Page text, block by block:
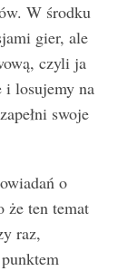
W środku
gier, ale
czyli ja
i losujemy na
swoje
o
że ten temat
raz,